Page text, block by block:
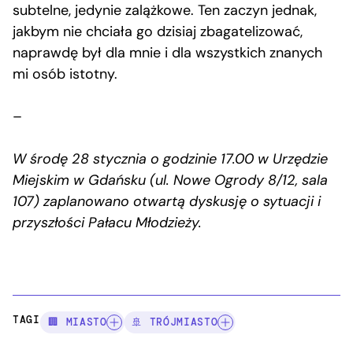
subtelne, jedynie zalążkowe. Ten zaczyn jednak,
jakbym nie chciała go dzisiaj zbagatelizować,
naprawdę był dla mnie i dla wszystkich znanych
mi osób istotny.
–
W środę 28 stycznia o godzinie 17.00 w Urzędzie
Miejskim w Gdańsku (ul. Nowe Ogrody 8/12, sala
107) zaplanowano otwartą dyskusję o sytuacji i
przyszłości Pałacu Młodzieży.
TAGI: 🏢 MIASTO 🚢 TRÓJMIASTO